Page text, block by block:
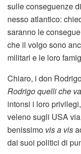
sulle conseguenze
nesso atlantico:
saranno le
che il volgo sono
militari e le loro
Chiaro, i don
Rodrigo quelli che
intonsi i loro
veleno sugli USA
benissimo vis a vis
dai suoi politici di